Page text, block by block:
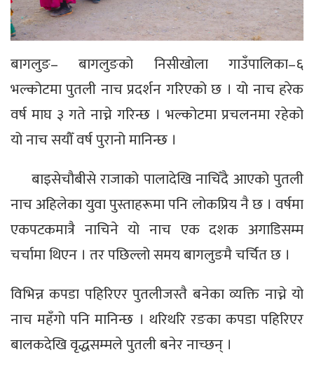
बागलुङ– बागलुङको निसीखोला गाउँपालिका–६
भल्कोटमा पुतली नाच प्रदर्शन गरिएको छ । यो नाच हरेक
वर्ष माघ ३ गते नाच्ने गरिन्छ । भल्कोटमा प्रचलनमा रहेको
यो नाच सयौँ वर्ष पुरानो मानिन्छ ।
बाइसेचौबीसे राजाको पालादेखि नाचिँदै आएको पुतली
नाच अहिलेका युवा पुस्ताहरूमा पनि लोकप्रिय नै छ । वर्षमा
एकपटकमात्रै नाचिने यो नाच एक दशक अगाडिसम्म
चर्चामा थिएन । तर पछिल्लो समय बागलुङमै चर्चित छ ।
विभिन्न कपडा पहिरिएर पुतलीजस्तै बनेका व्यक्ति नाच्ने यो
नाच महँगो पनि मानिन्छ । थरिथरि रङका कपडा पहिरिएर
बालकदेखि वृद्धसम्मले पुतली बनेर नाच्छन् ।